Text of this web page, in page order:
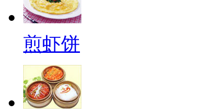
煎虾饼